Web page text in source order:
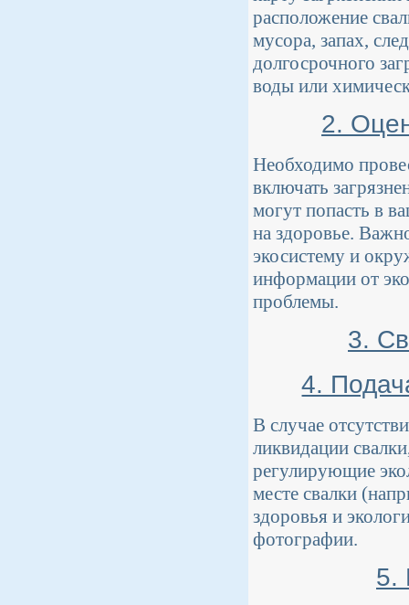
расположение
мусора, запах,
долгосрочного
воды или
2.
Необходимо
включать
могут попасть в
на здоровье.
экосистему и
информации от
проблемы.
3.
4.
В случае
ликвидации
регулирующие
месте свалки
здоровья и
фотографии.
5.